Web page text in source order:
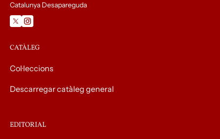
Catalunya Desapareguda
CATÀLEG
Col·leccions
Descarregar catàleg general
EDITORIAL